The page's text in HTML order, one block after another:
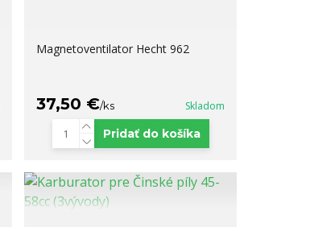
Magnetoventilator Hecht 962
37,50 €/ks Skladom
Pridať do košíka